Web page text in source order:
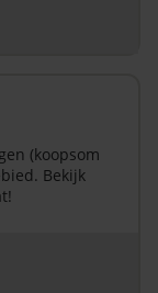
(koopsom
Bekijk